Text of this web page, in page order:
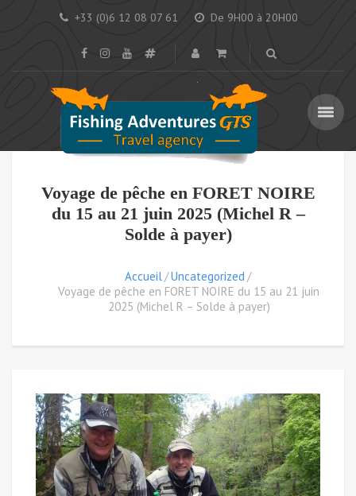
+33 (0)6 12 08 07 61 De 9H00 à 20H00
Voyage de pêche en FORET NOIRE
du 15 au 21 juin 2025 (Michel R –
Solde à payer)
Accueil
Uncategorized
Voyage de pêche en FORET NOIRE du 15 au 21 juin
2025 (Michel R – Solde à payer)